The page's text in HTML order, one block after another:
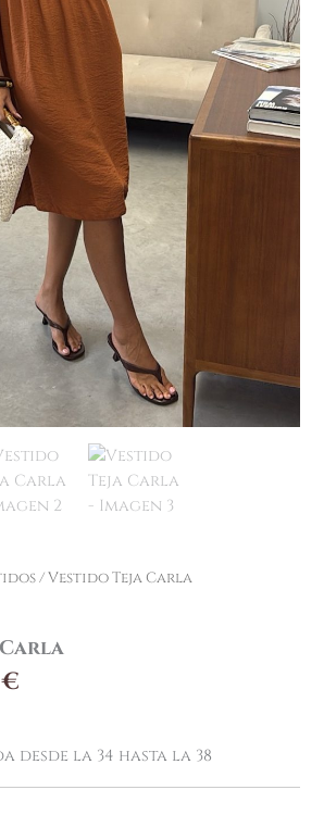
/ Vestido Teja Carla
€
desde la 34 hasta la 38